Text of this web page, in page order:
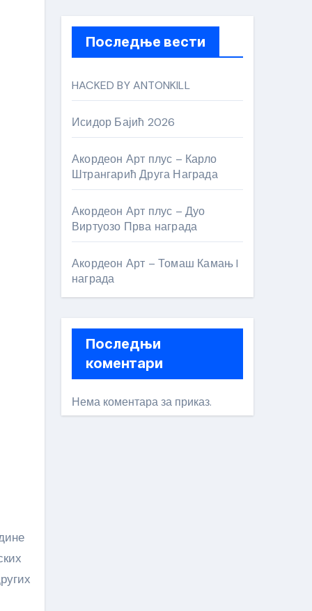
Последње вести
HACKED BY ANTONKILL
Исидор Бајић 2026
Акордеон Арт плус – Карло
Штрангарић Друга Награда
Акордеон Арт плус – Дуо
Виртуозо Прва награда
Акордеон Арт – Томаш Камањ I
награда
Последњи
коментари
Нема коментара за приказ.